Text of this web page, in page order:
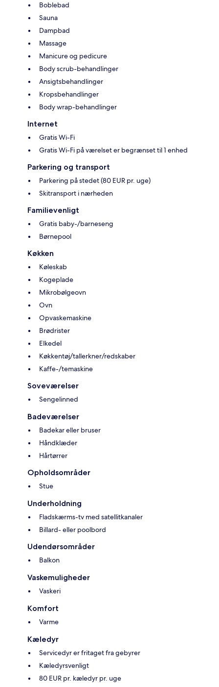
Boblebad
Sauna
Dampbad
Massage
Manicure og pedicure
Body scrub-behandlinger
Ansigtsbehandlinger
Kropsbehandlinger
Body wrap-behandlinger
Internet
Gratis Wi-Fi
Gratis Wi-Fi på værelset er begrænset til 1 enhed
Parkering og transport
Parkering på stedet (80 EUR pr. uge)
Skitransport i nærheden
Familievenligt
Gratis baby-/barneseng
Børnepool
Køkken
Køleskab
Kogeplade
Mikrobølgeovn
Ovn
Opvaskemaskine
Brødrister
Elkedel
Køkkentøj/tallerkner/redskaber
Kaffe-/temaskine
Soveværelser
Sengelinned
Badeværelser
Badekar eller bruser
Håndklæder
Hårtørrer
Opholdsområder
Stue
Underholdning
Fladskærms-tv med satellitkanaler
Billard- eller poolbord
Udendørsområder
Balkon
Vaskemuligheder
Vaskeri
Komfort
Varme
Kæledyr
Servicedyr er fritaget fra gebyrer
Kæledyrsvenligt
80 EUR pr. kæledyr pr. uge